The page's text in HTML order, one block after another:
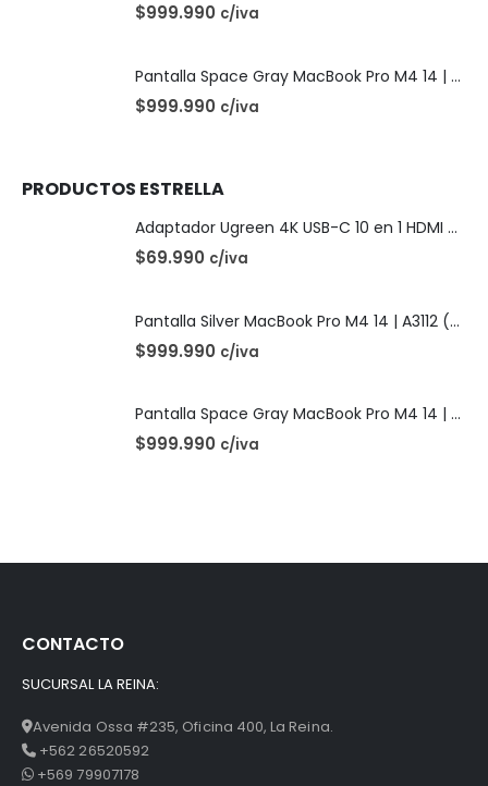
$999.990 c/iva
Pantalla Space Gray MacBook Pro M4 14 | A3112 (2024)
$999.990 c/iva
PRODUCTOS ESTRELLA
Adaptador Ugreen 4K USB-C 10 en 1 HDMI USB-C
$69.990 c/iva
Pantalla Silver MacBook Pro M4 14 | A3112 (2024)
$999.990 c/iva
Pantalla Space Gray MacBook Pro M4 14 | A3112 (2024)
$999.990 c/iva
CONTACTO
SUCURSAL LA REINA:
Avenida Ossa #235, Oficina 400, La Reina.
+562 26520592
+569 79907178